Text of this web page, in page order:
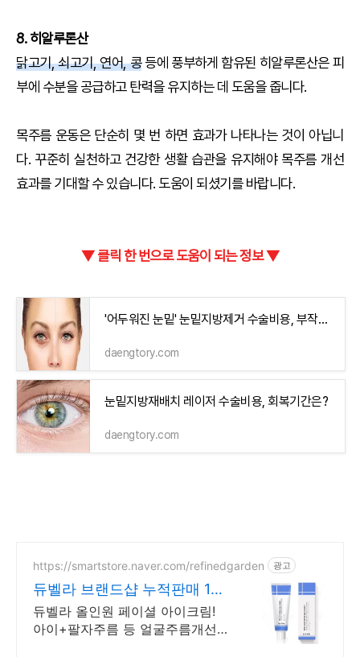
8. 히알루론산
닭고기, 쇠고기, 연어, 콩등에 풍부하게 함유된 히알루론산은 피
부에 수분을 공급하고 탄력을 유지하는 데 도움을 줍니다.
목주름 운동은 단순히 몇 번 하면 효과가 나타나는 것이 아닙니
다. 꾸준히 실천하고 건강한 생활 습관을 유지해야 목주름 개선
효과를 기대할 수 있습니다. 도움이 되셨기를 바랍니다.
▼ 클릭 한 번으로 도움이 되는 정보 ▼
'어두워진 눈밑' 눈밑지방제거 수술비용, 부작용 알아보기
daengtory.com
눈밑지방재배치 레이저 수술비용, 회복기간은?
daengtory.com
https://smartstore.naver.com/refinedgarden 광고
듀벨라 브랜드샵 누적판매 10
만개 돌파!!
듀벨라 올인원 페이셜 아이크림!
아이+팔자주름 등 얼굴주름개선